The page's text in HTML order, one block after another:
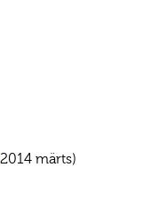
märts)